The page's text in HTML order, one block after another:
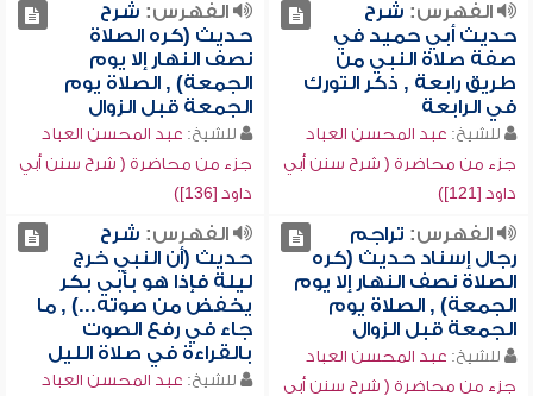
الفهرس: شرح
حديث أبي حميد في
صفة صلاة النبي من
طريق رابعة , ذكر التورك
في الرابعة
للشيخ: عبد المحسن العباد
جزء من محاضرة ( شرح سنن أبي
داود [121])
الفهرس: شرح
حديث (كره الصلاة
نصف النهار إلا يوم
الجمعة) , الصلاة يوم
الجمعة قبل الزوال
للشيخ: عبد المحسن العباد
جزء من محاضرة ( شرح سنن أبي
داود [136])
الفهرس: تراجم
رجال إسناد حديث (كره
الصلاة نصف النهار إلا يوم
الجمعة) , الصلاة يوم
الجمعة قبل الزوال
للشيخ: عبد المحسن العباد
جزء من محاضرة ( شرح سنن أبي
الفهرس: شرح
حديث (أن النبي خرج
ليلة فإذا هو بأبي بكر
يخفض من صوته...) , ما
جاء في رفع الصوت
بالقراءة في صلاة الليل
للشيخ: عبد المحسن العباد